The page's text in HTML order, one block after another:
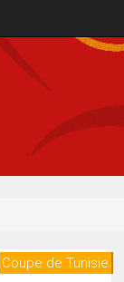
Coupe de Tunisie